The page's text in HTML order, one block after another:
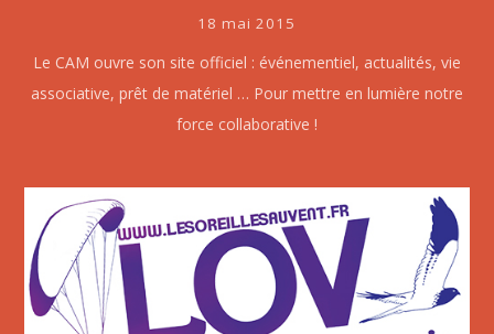
18 mai 2015
Le CAM ouvre son site officiel : événementiel, actualités, vie
associative, prêt de matériel … Pour mettre en lumière notre
force collaborative !